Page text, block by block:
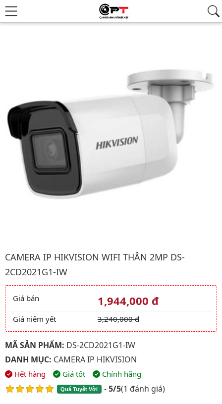
Hình ảnh đại diện của sản phẩm Camera IP HIKVISION WIFI
CAMERA IP HIKVISION WIFI THÂN 2MP DS-
2CD2021G1-IW
Giá và khuyến mãi
Giá bán 1,944,000 đ
Giá niêm yết 3,240,000 đ
MÃ SẢN PHẨM: DS-2CD2021G1-IW
DANH MỤC: CAMERA IP HIKVISION
Hết hàng Giá tốt Chính hãng
Quá Tuyệt Vời -5/5(1 đánh giá)